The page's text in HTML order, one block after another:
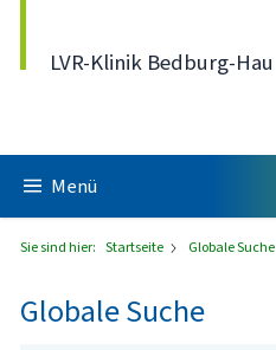
LVR-Klinik Bedburg-Hau
Menü
Sie sind hier: Startseite Globale Suche
Globale Suche